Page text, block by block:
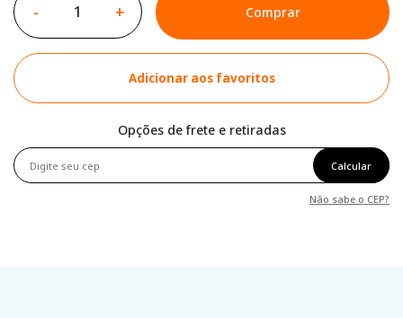
- + Comprar
Adicionar aos favoritos
Opções de frete e retiradas
Calcular
Não sabe o CEP?